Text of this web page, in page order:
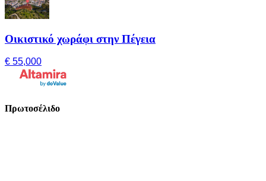
Οικιστικό χωράφι στην Πέγεια
€ 55,000
Πρωτοσέλιδο